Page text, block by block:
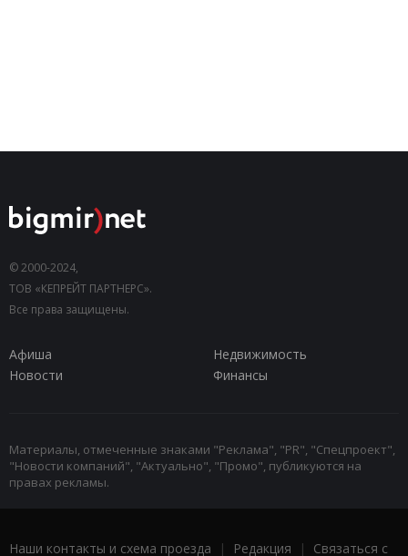
© 2000-2024,
ТОВ «КЕПРЕЙТ ПАРТНЕРС».
Все права защищены.
Афиша
Недвижимость
Новости
Финансы
Материалы, отмеченные знаками "Реклама", "PR", "Спецпроект",
"Новости компаний", "Актуально", "Промо", публикуются на
правах рекламы.
Наши контакты и схема проезда | Редакция | Связаться с